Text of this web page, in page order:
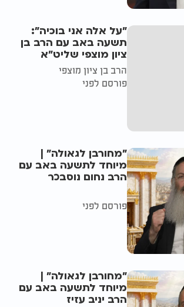
"על אלה אני בוכיה":
תשעה באב עם הרב בן
ציון מוצפי שליט"א
הרב בן ציון מוצפי
פורסם לפני
"מחורבן לגאולה" |
מיוחד לתשעה באב עם
הרב נחום נוסבכר
פורסם לפני
"מחורבן לגאולה" |
מיוחד לתשעה באב עם
הרב יניב עזיז